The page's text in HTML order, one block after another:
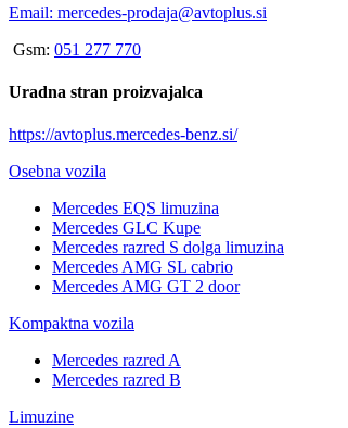
Email: mercedes-prodaja@avtoplus.si
Gsm: 051 277 770
Uradna stran proizvajalca
https://avtoplus.mercedes-benz.si/
Osebna vozila
Mercedes EQS limuzina
Mercedes GLC Kupe
Mercedes razred S dolga limuzina
Mercedes AMG SL cabrio
Mercedes AMG GT 2 door
Kompaktna vozila
Mercedes razred A
Mercedes razred B
Limuzine